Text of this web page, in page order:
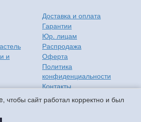
чтобы сайт работал корректно и был
и
Доставка и оплата
Гарантии
Юр. лицам
Распродажа
Оферта
Политика
конфиденциальности
Контакты
О компании